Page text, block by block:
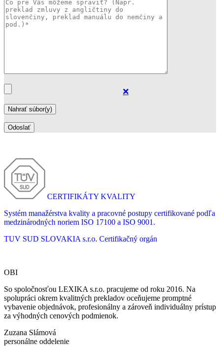
❌
CERTIFIKÁTY KVALITY
Systém manažérstva kvality a pracovné postupy certifikované podľa
medzinárodných noriem ISO 17100 a ISO 9001.
TUV SUD SLOVAKIA s.r.o. Certifikačný orgán
OBI
So spoločnosťou LEXIKA s.r.o. pracujeme od roku 2016. Na
spolupráci okrem kvalitných prekladov oceňujeme promptné
vybavenie objednávok, profesionálny a zároveň individuálny prístup
za výhodných cenových podmienok.
Zuzana Slámová
personálne oddelenie